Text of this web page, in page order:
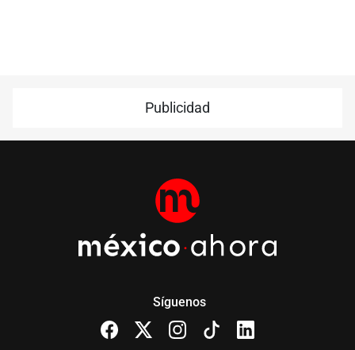
Publicidad
Síguenos